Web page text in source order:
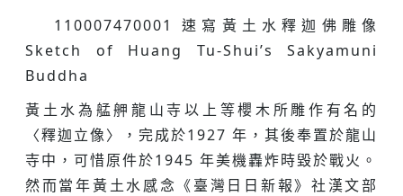
110007470001 速寫黃土水釋迦佛雕像
Sketch of Huang Tu-Shui’s Sakyamuni
Buddha
黃土水為艋舺龍山寺以上等櫻木所雕作有名的
〈釋迦立像〉，完成於1927 年，其後奉置於龍山
寺中，可惜原件於1945 年美機轟炸時毀於戰火。
然而當年黃土水感念《臺灣日日新報》社漢文部